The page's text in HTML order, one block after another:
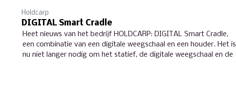
Holdcarp
DIGITAL Smart Cradle
Heet nieuws van het bedrijf HOLDCARP: DIGITAL Smart Cradle,
een combinatie van een digitale weegschaal en een houder. Het is
nu niet langer nodig om het statief, de digitale weegschaal en de